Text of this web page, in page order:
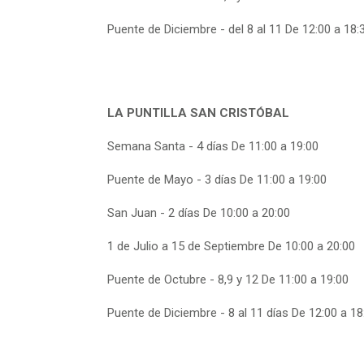
Puente de Diciembre - del 8 al 11 De 12:00 a
LA PUNTILLA SAN CRISTÓBAL
Semana Santa - 4 días De 11:00 a 19:00
Puente de Mayo - 3 días De 11:00 a 19:00
San Juan - 2 días De 10:00 a 20:00
1 de Julio a 15 de Septiembre De 10:00 a 20:00
Puente de Octubre - 8,9 y 12 De 11:00 a 19:00
Puente de Diciembre - 8 al 11 días De 12:00 a